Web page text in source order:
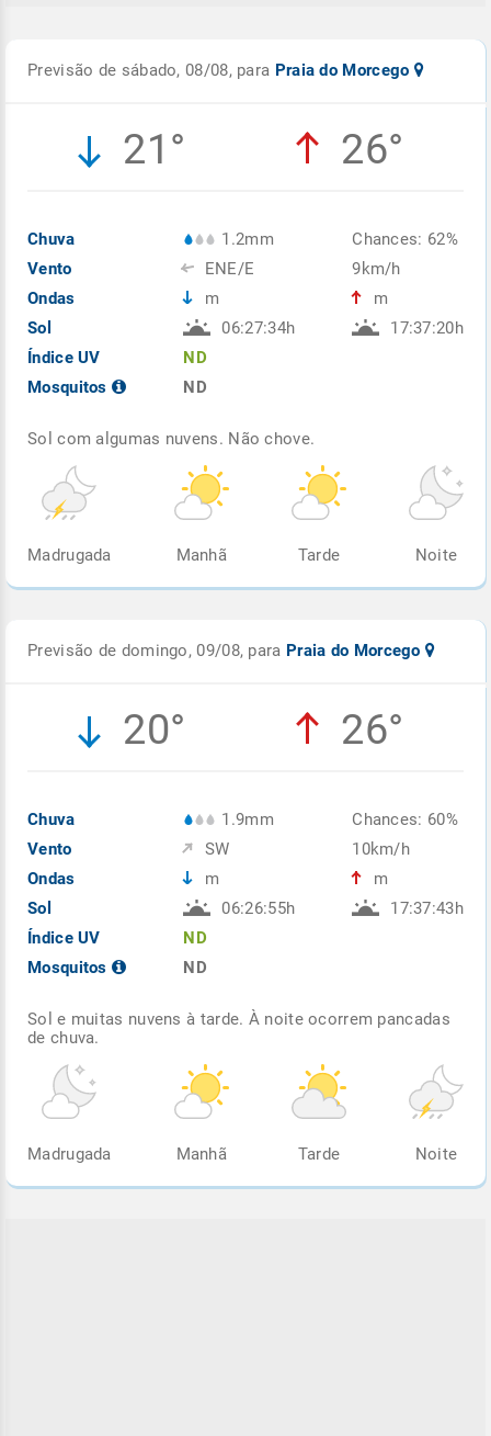
Previsão de sábado, 08/08, para Praia do Morcego
21° 26°
Chuva
Vento
Ondas
Sol
Índice UV
Mosquitos
1.2mm
ENE/E
m
06:27:34h
ND
ND
Chances: 62%
9km/h
m
17:37:20h
Sol com algumas nuvens. Não chove.
Madrugada Manhã Tarde Noite
Previsão de domingo, 09/08, para Praia do Morcego
20° 26°
Chuva
Vento
Ondas
Sol
Índice UV
Mosquitos
1.9mm
SW
m
06:26:55h
ND
ND
Chances: 60%
10km/h
m
17:37:43h
Sol e muitas nuvens à tarde. À noite ocorrem pancadas
de chuva.
Madrugada Manhã Tarde Noite